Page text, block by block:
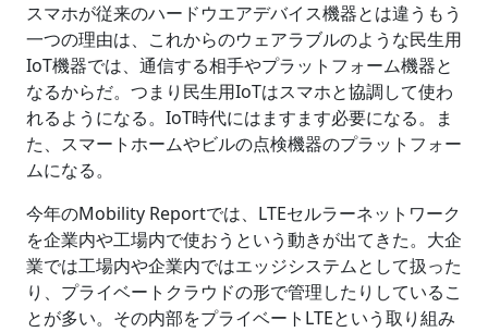
スマホが従来のハードウエアデバイス機器とは違うもう
一つの理由は、これからのウェアラブルのような民生用
IoT機器では、通信する相手やプラットフォーム機器と
なるからだ。つまり民生用IoTはスマホと協調して使わ
れるようになる。IoT時代にはますます必要になる。ま
た、スマートホームやビルの点検機器のプラットフォー
ムになる。
今年のMobility Reportでは、LTEセルラーネットワーク
を企業内や工場内で使おうという動きが出てきた。大企
業では工場内や企業内ではエッジシステムとして扱った
り、プライベートクラウドの形で管理したりしているこ
とが多い。その内部をプライベートLTEという取り組み